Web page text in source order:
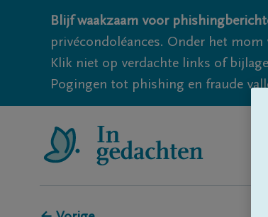
Blijf waakzaam voor
privécondoléances. Onder het
Klik niet op verdachte links of
Pogingen tot phishing en fraude